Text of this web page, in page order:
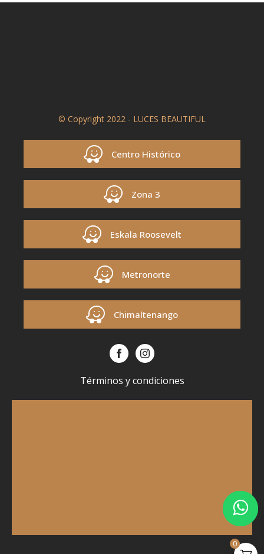
© Copyright 2022 - LUCES BEAUTIFUL
Centro Histórico
Zona 3
Eskala Roosevelt
Metronorte
Chimaltenango
Términos y condiciones
0